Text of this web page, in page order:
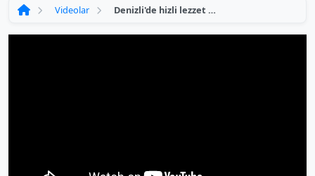
Videolar Denizli'de hizli lezzet keşifi yaptim!